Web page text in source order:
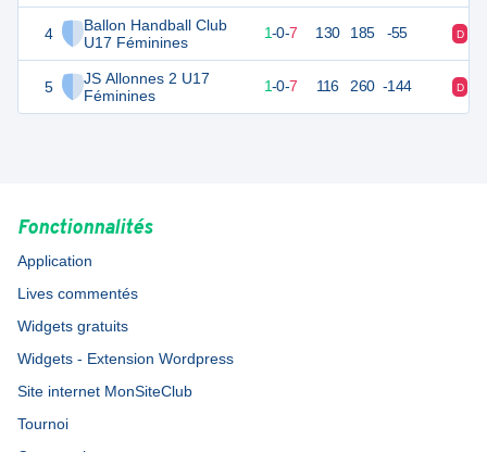
4
Ballon Handball Club
U17 Féminines
5
JS Allonnes 2 U17
Féminines
9 1-0-7 130 185 -55 D
8 1-0-7 116 260 -144 D
Fonctionnalités
Application
Lives commentés
Widgets gratuits
Widgets - Extension Wordpress
Site internet MonSiteClub
Tournoi